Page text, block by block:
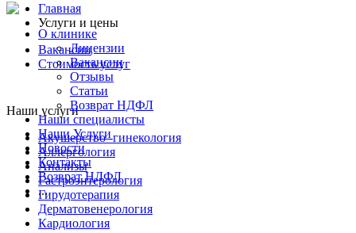
О клинике
Лицензии
Вакансии
Отзывы
Статьи
Возврат НДФЛ
Наши специалисты
Наши Услуги
Новости
Контакты
Возврат НДФЛ
...
Главная
Услуги и цены
Вакансии
Стоимость услуг
Наши услуги
Акушерство -гинекология
Аллергология
Анализы
Гастроэнтерология
Гирудотерапия
Дерматовенерология
Кардиология